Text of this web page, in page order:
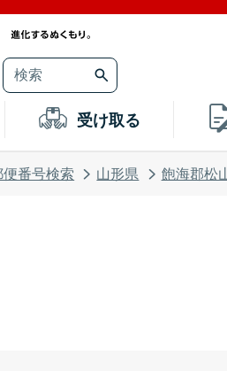
受け取る
番号検索 山形県 飽海郡松